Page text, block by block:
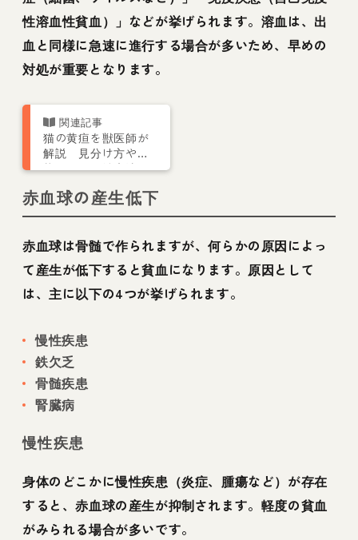
性溶血性貧血）」などが挙げられます。溶血は、出
血と同様に急速に進行する場合が多いため、早めの
対処が重要となります。
猫の黄疸を獣医師が
解説 見分け方や症
状・原因、治療法ま
赤血球の産生低下
赤血球は骨髄で作られますが、何らかの原因によっ
て産生が低下すると貧血になります。原因として
は、主に以下の4つが挙げられます。
慢性疾患
鉄欠乏
骨髄疾患
腎臓病
慢性疾患
身体のどこかに慢性疾患（炎症、腫瘍など）が存在
すると、赤血球の産生が抑制されます。軽度の貧血
がみられる場合が多いです。